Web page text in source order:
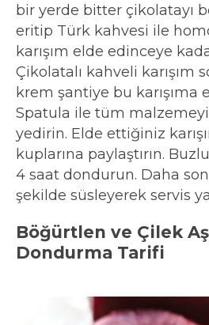
bir yerde bitter çikolatayı
eritip Türk kahvesi ile
karışım elde edinceye
Çikolatalı kahveli karışım
krem şantiye bu karışıma
Spatula ile tüm
yedirin. Elde ettiğiniz
kuplarına paylaştırın.
4 saat dondurun. Daha
şekilde süsleyerek servis
Böğürtlen ve Çilek
Dondurma Tarifi